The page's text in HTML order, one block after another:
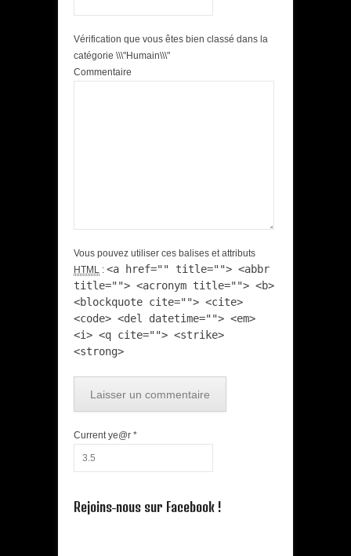
Vérification que vous êtes bien classé dans la
catégorie \\\"Humain\\\"
Commentaire
Vous pouvez utiliser ces balises et attributs
HTML : <a href="" title=""> <abbr
title=""> <acronym title=""> <b>
<blockquote cite=""> <cite>
<code> <del datetime=""> <em>
<i> <q cite=""> <strike>
<strong>
Current ye@r *
Rejoins-nous sur Facebook !